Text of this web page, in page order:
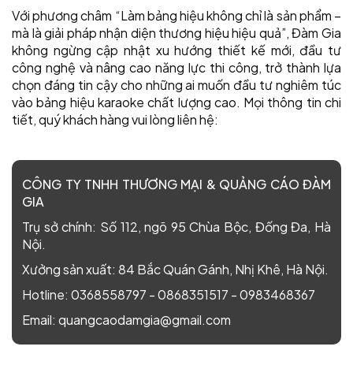
Với phương châm “Làm bảng hiệu không chỉ là sản phẩm –
mà là giải pháp nhận diện thương hiệu hiệu quả”, Đàm Gia
không ngừng cập nhật xu hướng thiết kế mới, đầu tư
công nghệ và nâng cao năng lực thi công, trở thành lựa
chọn đáng tin cậy cho những ai muốn đầu tư nghiêm túc
vào bảng hiệu karaoke chất lượng cao. Mọi thông tin chi
tiết, quý khách hàng vui lòng liên hệ:
CÔNG TY TNHH THƯƠNG MẠI & QUẢNG CÁO ĐÀM
GIA
Trụ sở chính: Số 112, ngõ 95 Chùa Bộc, Đống Đa, Hà
Nội.
Xưởng sản xuất: 84 Bắc Quán Gánh, Nhị Khê, Hà Nội.
Hotline: 0368558797 -0868351517 -0983468367
Email: quangcaodamgia@gmail.com